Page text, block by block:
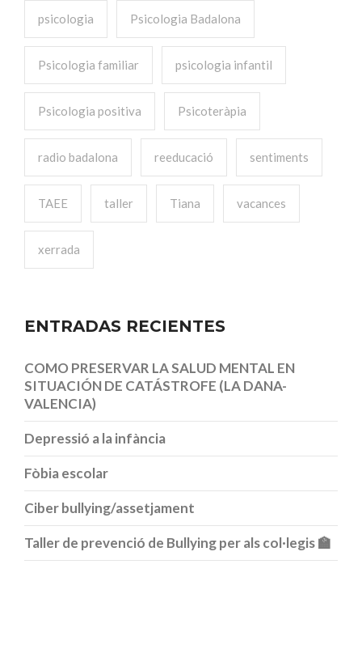
psicologia Psicologia Badalona
Psicologia familiar psicologia infantil
Psicologia positiva Psicoteràpia
radio badalona reeducació sentiments
TAEE taller Tiana vacances
xerrada
ENTRADAS RECIENTES
COMO PRESERVAR LA SALUD MENTAL EN
SITUACIÓN DE CATÁSTROFE (LA DANA-
VALENCIA)
Depressió a la infància
Fòbia escolar
Ciber bullying/assetjament
Taller de prevenció de Bullying per als col·legis 🏫